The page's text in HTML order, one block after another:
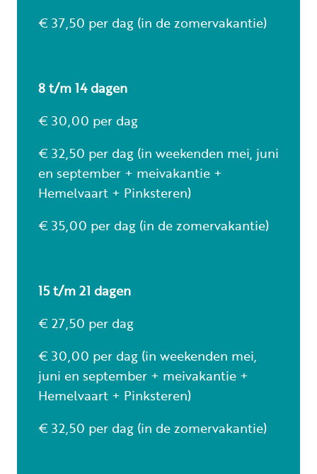
€ 37,50 per dag (in de zomervakantie)
8 t/m 14 dagen
€ 30,00 per dag
€ 32,50 per dag (in weekenden mei, juni
en september + meivakantie +
Hemelvaart + Pinksteren)
€ 35,00 per dag (in de zomervakantie)
15 t/m 21 dagen
€ 27,50 per dag
€ 30,00 per dag (in weekenden mei,
juni en september + meivakantie +
Hemelvaart + Pinksteren)
€ 32,50 per dag (in de zomervakantie)